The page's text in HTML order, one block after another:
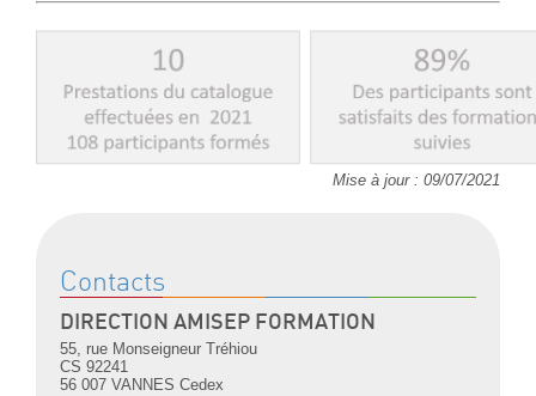
Mise à jour : 09/07/2021
Contacts
DIRECTION AMISEP FORMATION
55, rue Monseigneur Tréhiou
CS 92241
56 007 VANNES Cedex